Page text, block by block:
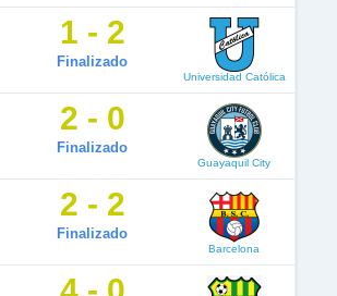
1 - 2
Finalizado
Universidad Católica
2 - 0
Finalizado
Guayaquil City
2 - 2
Finalizado
Barcelona